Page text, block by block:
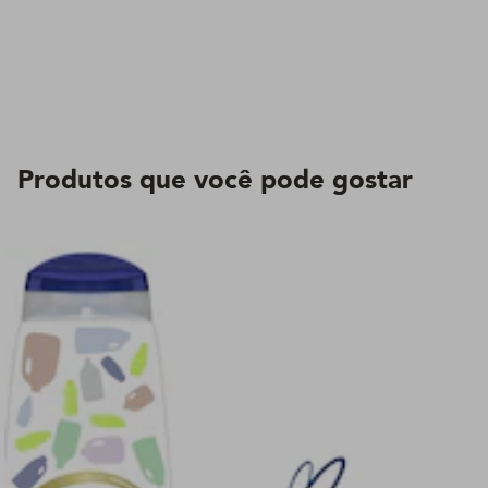
Produtos que você pode gostar